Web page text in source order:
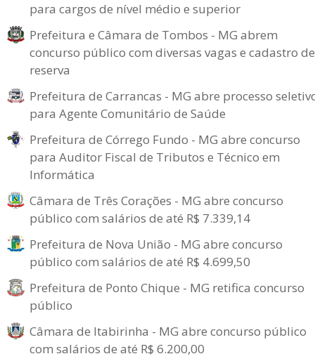
para cargos de nível médio e superior
Prefeitura e Câmara de Tombos - MG abrem
concurso público com diversas vagas e cadastro de
reserva
Prefeitura de Carrancas - MG abre processo
para Agente Comunitário de Saúde
Prefeitura de Córrego Fundo - MG abre concurso
para Auditor Fiscal de Tributos e Técnico em
Informática
Câmara de Três Corações - MG abre concurso
público com salários de até R$ 7.339,14
Prefeitura de Nova União - MG abre concurso
público com salários de até R$ 4.699,50
Prefeitura de Ponto Chique - MG retifica concurso
público
Câmara de Itabirinha - MG abre concurso público
com salários de até R$ 6.200,00